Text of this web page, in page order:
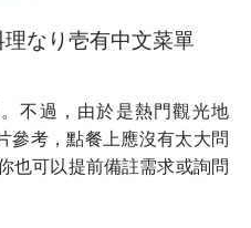
なり壱有中文菜單
不過，由於是熱門觀光地
參考，點餐上應沒有太大問
也可以提前備註需求或詢問